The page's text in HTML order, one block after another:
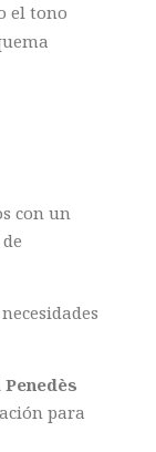
el tono
con un
para